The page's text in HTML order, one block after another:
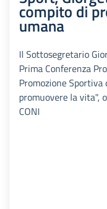
compito di
umana
Il Sottosegretario
Prima Conferenza
Promozione
promuovere la vita",
CONI